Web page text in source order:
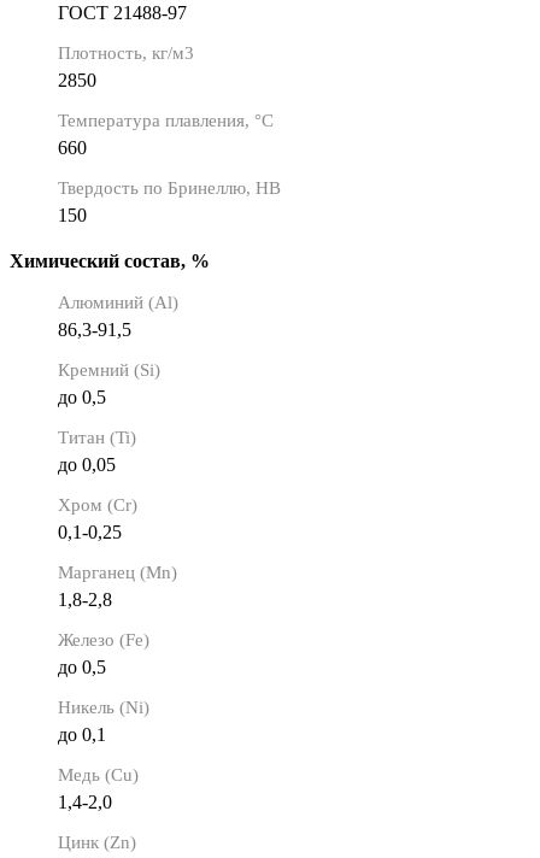
ГОСТ 21488-97
Плотность, кг/м3
2850
Температура плавления, °C
660
Твердость по Бринеллю, HB
150
Химический состав, %
Алюминий (Al)
86,3-91,5
Кремний (Si)
до 0,5
Титан (Ti)
до 0,05
Хром (Cr)
0,1-0,25
Марганец (Mn)
1,8-2,8
Железо (Fe)
до 0,5
Никель (Ni)
до 0,1
Медь (Cu)
1,4-2,0
Цинк (Zn)